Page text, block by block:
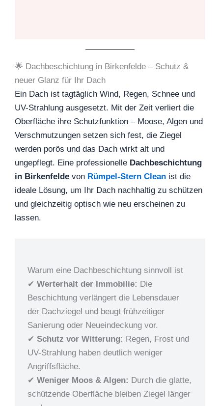
🌟 Dachbeschichtung in Birkenfelde – Schutz &
neuer Glanz für Ihr Dach
Ein Dach ist tagtäglich Wind, Regen, Schnee und
UV-Strahlung ausgesetzt. Mit der Zeit verliert die
Oberfläche ihre Schutzfunktion – Moose, Algen und
Verschmutzungen setzen sich fest, die Ziegel
werden porös und das Dach wirkt alt und
ungepflegt. Eine professionelle Dachbeschichtung
in Birkenfelde von Rümpel-Stern Clean ist die
ideale Lösung, um Ihr Dach nachhaltig zu schützen
und gleichzeitig optisch wie neu erscheinen zu
lassen.
Warum eine Dachbeschichtung sinnvoll ist
✔ Werterhalt der Immobilie: Die
Beschichtung verlängert die Lebensdauer
der Dachziegel und beugt frühzeitiger
Sanierung oder Neueindeckung vor.
✔ Schutz vor Witterung: Regen, Frost und
UV-Strahlung haben deutlich weniger
Angriffsfläche.
✔ Weniger Moos & Algen: Durch die glatte,
schützende Oberfläche bleiben Ziegel länger